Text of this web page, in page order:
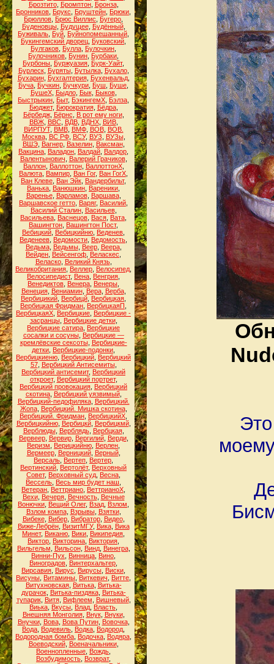
Брозтито, Бромптон, Бронза,
Бронников Брукс Бруштейн Брюки
Брюллов Брюс Виллис Бугеро
Буденовцы, Будущее, Будённый,
Буживаль Буй Буйнопомешанный
Букингемский дворец Буковский
Булгаков Булла Булочкин
Булочников Бунин Бурбаки
Бурбоны Буржуазия Бурк-Уайт,
Бурлеск, Буряты, Бутылка, Бухало,
Бухарин, Бухгалтерия, Бухенвальд,
Буча Бучкин Бучкури Буш Буше
БушеХ, Быдло, Бык, Быков,
Быстрыкин Быт, БэкингемХ Бэлза
Бюджет, Бюрократия, Бёдра,
Бёрбедж, Бёрнс В рот ему ноги,
ВВЖ, ВВС, ВДВ, ВДНХ, ВИВ,
ВИРПУТ, ВМВ, ВМФ, ВОВ, ВОВ.
Москва, ВС РФ, ВСУ, ВУЗ ВУЗы,
ВШЭ, Вагнер, Вазелин, Ваксман,
Вакцина Валадон Валдай Валдор
Валентынович
Валерий Грачиков,
Валлон, Валлоттон, ВаллоттонХ,
Валюта Вампир Ван Гог, Ван ГогХ
Ван Клеве Ван Эйк Вандербильт,
Ванька Ванюшкин Вареники
Варенье, Варламов, Варшава,
Варшавское гетто Варяг, Василий
Василий Сталин, Васильев,
Васильева Васнецов Вася Вата
Вашингтон Вашингтон Пост,
Вебицкий Вебицкийню Веденев
Веденеев Ведомости Ведомость
Ведьма, Ведьмы, Веер, Веера,
Вейден Вейсенгоф Веласкес
Веласко, Великий Князь,
Великобритания Веллер Велосипед
Велосипедист, Вена Венгрия
Венедиктов Венера Венеры
Венеция, Вениамин, Вера, Верба,
Вербицикий Вербицй Вербицкая
Вербицкая Фридман ВербицкаяП
ВербицкаяХ Вербицкие Вербицкие -
засранцы, Вербицкие детки,
Вербицкие сатира Вербицкие
сосалки и сосуны, Вербицкие —
кремлёвские сексоты, Вербицкие-
детки Вербицкие-подонки
Вербицкиеню Вербицкий Вербицкий
57, Вербицкий Антисемиты,
Вербицкий антисемит, Вербицкий
откроет, Вербицкий портрет,
Вербицкий провокация Вербицкий
скотина, Вербицкий уязвимый,
Вербицкий-педофиляка, Вербицкий.
Жопа, Вербицкий. Мишка скотина,
Вербицкий. Фридман ВербицкийХ
Вербицкийню, Вербицкй, Вербицкмй,
Верблюды, Верблядь, Вербцкая,
Вервеер, Вервир, Вергилий, Верди,
Веризм
Верицкийню Верлен
Вермеер, Верницкий, Верный,
Версаль Вертеп Вертер
Вертинский Вертолёт, Верховный
Совет, Верховный суд Весна
Вессель Весь мир будет наш
Ветеран Веттриано ВеттрианоХ
Вехи, Вечеря, Вечность, Вечные
Вонючки Вещий Олег, Взад Взлом
Взлом компа, Взрывы, Взятки,
Вибеке, Вибер, Вибратор, Видео,
Виже-Лебрён, ВизитМГУ, Вика, Вика
Минет, Виканю Вики Википедия
Виктор Викторина Виктория
Вильгельм
Вильсон, Винд, Винегра,
Винни-Пух
Винница Вино
Виноградов Винтерхальтер
Вирсавия Вирус Вирусы Виски
Висуны Витамины Виткевич Витте
Витухновская, Витька, Витька-
дурачок, Витька-пиздяка, Витька-
тупарик, Витя, Вифлеем Вишневый,
Виька Вкусы Влад Власть
Внешняя Монголия, Внук, Внуки,
Внучки, Вова, Вова Путин, Вовочка,
Вода Водевиль Водка Водород
Водородная бомба Водочка Водяра
Воеводский, Военачальники,
Военнопленные Вождь
Возбудимость Возврат,